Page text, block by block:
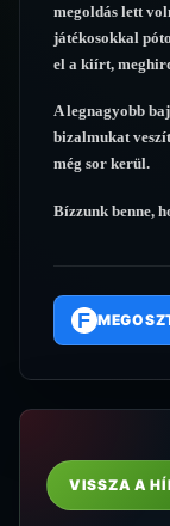
megoldás lett
játékosokkal
el a kiírt,
A legnagyobb
bizalmukat
még sor kerül.
Bízzunk benne,
F
VISSZA A